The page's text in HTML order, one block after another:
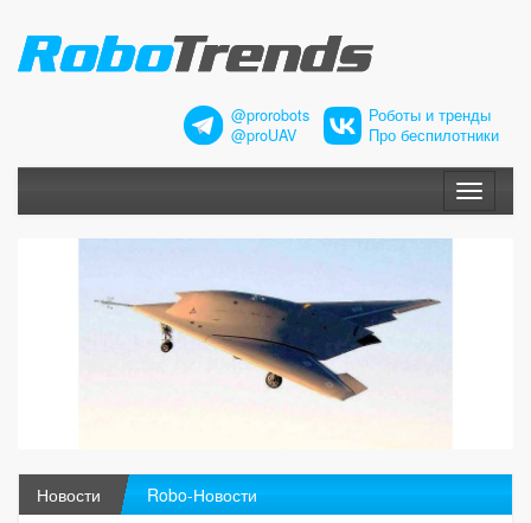
@prorobots
@proUAV
Роботы и тренды
Про беспилотники
Меню
Новости Robo-Новости